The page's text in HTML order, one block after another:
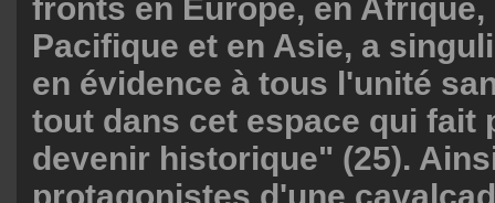
fronts en Europe, en Afrique,
Pacifique et en Asie, a
en évidence à tous l'unité
tout dans cet espace qui fait
devenir historique" (25).
protagonistes d'une